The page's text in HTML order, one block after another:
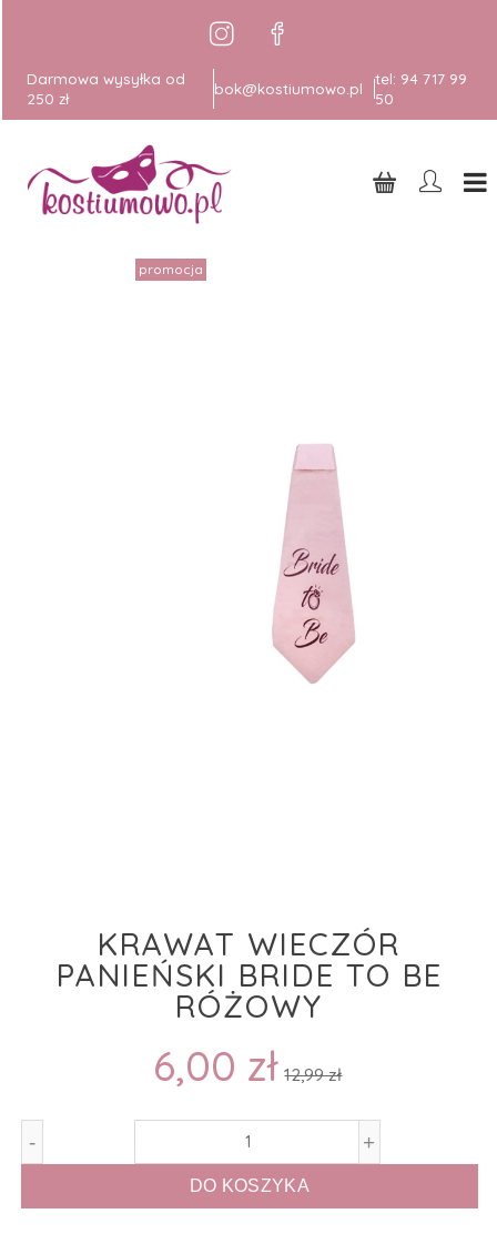
Darmowa wysyłka od
250 zł
bok@kostiumowo.pl
tel: 94 717 99
50
promocja
KRAWAT WIECZÓR
PANIEŃSKI BRIDE TO BE
RÓŻOWY
6,00 zł 12,99 zł
- +
DO KOSZYKA